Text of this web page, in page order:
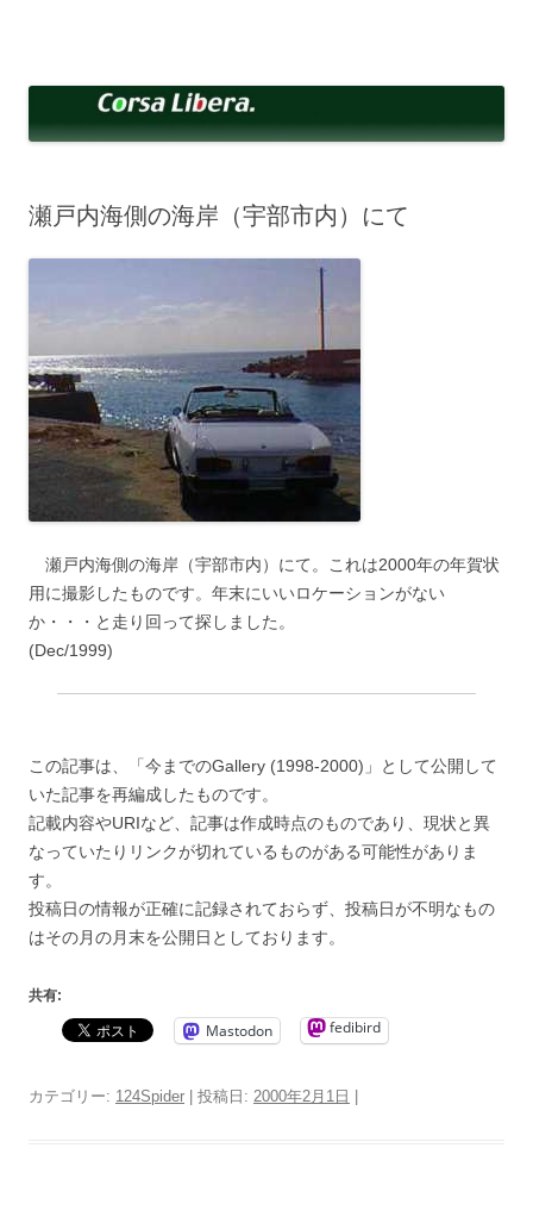
へ
ッ
瀬戸内海側の海岸（宇部市内）にて
瀬戸内海側の海岸（宇部市内）にて。これは2000年の年賀状
用に撮影したものです。年末にいいロケーションがない
か・・・と走り回って探しました。
(Dec/1999)
この記事は、「今までのGallery (1998-2000)」として公開して
いた記事を再編成したものです。
記載内容やURIなど、記事は作成時点のものであり、現状と異
なっていたりリンクが切れているものがある可能性がありま
す。
投稿日の情報が正確に記録されておらず、投稿日が不明なもの
はその月の月末を公開日としております。
共有:
Mastodon fedibird
カテゴリー: 124Spider | 投稿日: 2000年2月1日 |